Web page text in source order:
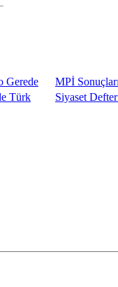
Gerede
MPİ
Türk Siyaset